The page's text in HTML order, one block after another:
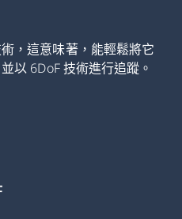
，這意味著，能輕鬆將它
以 6DoF 技術進行追蹤。